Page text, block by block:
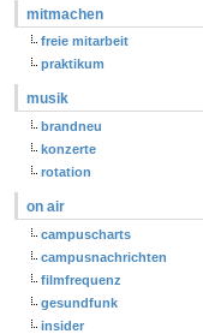
mitmachen
freie mitarbeit
praktikum
musik
brandneu
konzerte
rotation
on air
campuscharts
campusnachrichten
filmfrequenz
gesundfunk
insider